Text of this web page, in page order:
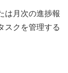
は月次の進捗報
スクを管理する